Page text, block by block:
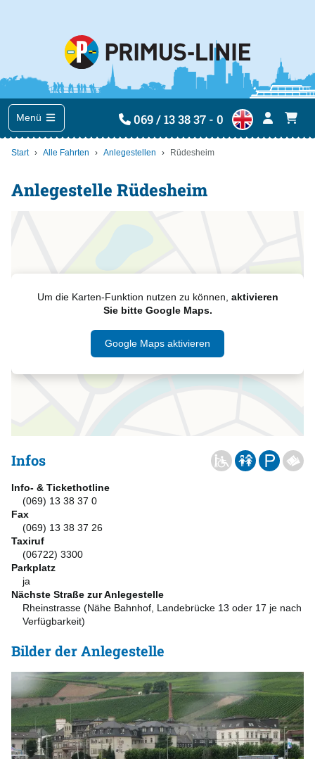
Menü 069 / 13 38 37 - 0
Start Alle Fahrten Anlegestellen Rüdesheim
Anlegestelle Rüdesheim
Um die Karten-Funktion nutzen zu können, aktivieren
Sie bitte Google Maps.
Google Maps aktivieren
Infos
Info- & Tickethotline
(069) 13 38 37 0
Fax
(069) 13 38 37 26
Taxiruf
(06722) 3300
Parkplatz
ja
Nächste Straße zur Anlegestelle
Rheinstrasse (Nähe Bahnhof, Landebrücke 13 oder 17 je nach
Verfügbarkeit)
Bilder der Anlegestelle